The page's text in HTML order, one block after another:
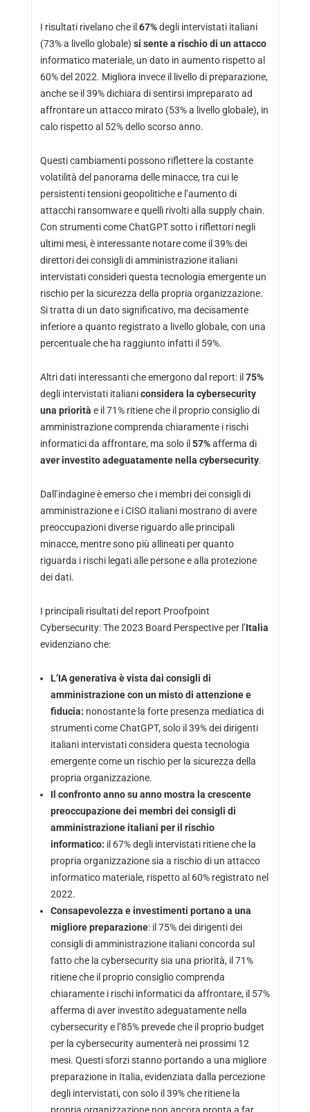
I risultati rivelano che il 67%degli intervistati italiani
(73% a livello globale) si sente a rischio di un attacco
informatico materiale, un dato in aumento rispetto al
60% del 2022. Migliora invece il livello di preparazione,
anche se il 39% dichiara di sentirsi impreparato ad
affrontare un attacco mirato (53% a livello globale), in
calo rispetto al 52% dello scorso anno.
Questi cambiamenti possono riflettere la costante
volatilità del panorama delle minacce, tra cui le
persistenti tensioni geopolitiche e l’aumento di
attacchi ransomware e quelli rivolti alla supply chain.
Con strumenti come ChatGPT sotto i riflettori negli
ultimi mesi, è interessante notare come il 39% dei
direttori dei consigli di amministrazione italiani
intervistati consideri questa tecnologia emergente un
rischio per la sicurezza della propria organizzazione.
Si tratta di un dato significativo, ma decisamente
inferiore a quanto registrato a livello globale, con una
percentuale che ha raggiunto infatti il 59%.
Altri dati interessanti che emergono dal report: il 75%
degli intervistati italianiconsidera la cybersecurity
una priorità e il 71% ritiene che il proprio consiglio di
amministrazione comprenda chiaramente i rischi
informatici da affrontare, ma solo il 57%afferma di
aver investito adeguatamente nella cybersecurity.
Dall’indagine è emerso che i membri dei consigli di
amministrazione e i CISO italiani mostrano di avere
preoccupazioni diverse riguardo alle principali
minacce, mentre sono più allineati per quanto
riguarda i rischi legati alle persone e alla protezione
dei dati.
I principali risultati del report Proofpoint
Cybersecurity: The 2023 Board Perspective per l’Italia
evidenziano che:
L’IA generativa è vista dai consigli di
amministrazione con un misto di attenzione e
fiducia: nonostante la forte presenza mediatica di
strumenti come ChatGPT, solo il 39% dei dirigenti
italiani intervistati considera questa tecnologia
emergente come un rischio per la sicurezza della
propria organizzazione.
Il confronto anno su anno mostra la crescente
preoccupazione dei membri dei consigli di
amministrazione italiani per il rischio
informatico: il 67% degli intervistati ritiene che la
propria organizzazione sia a rischio di un attacco
informatico materiale, rispetto al 60% registrato nel
2022.
Consapevolezza e investimenti portano a una
migliore preparazione: il 75% dei dirigenti dei
consigli di amministrazione italiani concorda sul
fatto che la cybersecurity sia una priorità, il 71%
ritiene che il proprio consiglio comprenda
chiaramente i rischi informatici da affrontare, il 57%
afferma di aver investito adeguatamente nella
cybersecurity e l’85% prevede che il proprio budget
per la cybersecurity aumenterà nei prossimi 12
mesi. Questi sforzi stanno portando a una migliore
preparazione in Italia, evidenziata dalla percezione
degli intervistati, con solo il 39% che ritiene la